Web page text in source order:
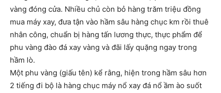
vàng đóng cửa. Nhiều chủ còn bỏ hàng trăm triệu đồng
mua máy xay, đưa tận vào hầm sâu hàng chục km rồi thuê
nhân công, chuẩn bị hàng tấn lương thực, thực phẩm để
phu vàng đào đá xay vàng và đãi lấy quặng ngay trong
hầm lò.
Một phu vàng (giấu tên) kể rằng, hiện trong hầm sâu hơn
2 tiếng đi bộ là hàng chục máy nổ xay đá nổ ầm ào suốt